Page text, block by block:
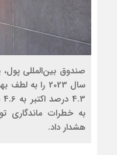
صندوق بین‌المللی
سال 2023 را
به خطرات ماندگاری
هشدار داد.